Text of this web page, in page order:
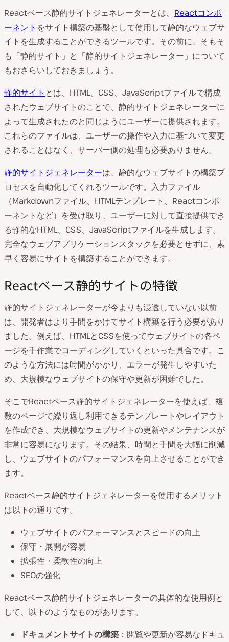
Reactベース静的サイトジェネレーターとは、 Reactコンポ
ーネント をサイト構築の基盤として使用して静的なウェブサ
イトを生成することができるツールです。その前に、そもそ
も「静的サイト」と「静的サイトジェネレーター」について
もおさらいしておきましょう。
静的サイト とは、HTML、CSS、JavaScriptファイルで構成
されたウェブサイトのことで、静的サイトジェネレーターに
よって生成されたのと同じようにユーザーに提供されます。
これらのファイルは、ユーザーの操作や入力に基づいて変更
されることはなく、サーバー側の処理も必要ありません。
静的サイトジェネレーターは、静的なウェブサイトの構築プ
ロセスを自動化してくれるツールです。入力ファイル
（Markdownファイル、HTMLテンプレート、Reactコンポ
ーネントなど）を受け取り、ユーザーに対して直接提供でき
る静的なHTML、CSS、JavaScriptファイルを生成します。
完全なウェブアプリケーションスタックを必要とせずに、素
早く容易にサイトを構築することができます。
Reactベース静的サイトの特徴
静的サイトジェネレーターが今よりも浸透していない以前
は、開発者はより手間をかけてサイト構築を行う必要があり
ました。例えば、HTMLとCSSを使ってウェブサイトの各ペ
ージを手作業でコーディングしていくといった具合です。こ
のような方法には時間がかかり、エラーが発生しやすいた
め、大規模なウェブサイトの保守や更新が困難でした。
そこでReactベース静的サイトジェネレーターを使えば、複
数のページで繰り返し利用できるテンプレートやレイアウト
を作成でき、大規模なウェブサイトの更新やメンテナンスが
非常に容易になります。その結果、時間と手間を大幅に削減
し、ウェブサイトのパフォーマンスを向上させることができ
ます。
Reactベース静的サイトジェネレーターを使用するメリット
は以下の通りです。
ウェブサイトのパフォーマンスとスピードの向上
保守・展開が容易
拡張性・柔軟性の向上
SEOの強化
Reactベース静的サイトジェネレーターの具体的な使用例と
して、以下のようなものがあります。
ドキュメントサイトの構築 ：閲覧や更新が容易なドキュ